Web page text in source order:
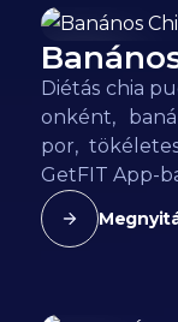
80kcal
Diétás chia
onként,
por,
GetFIT App-